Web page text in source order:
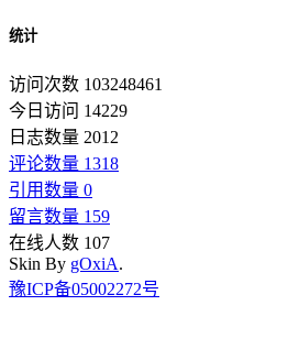
统计
访问次数 103248461
今日访问 14229
日志数量 2012
评论数量 1318
引用数量 0
留言数量 159
在线人数 107
Skin By gOxiA.
豫ICP备05002272号